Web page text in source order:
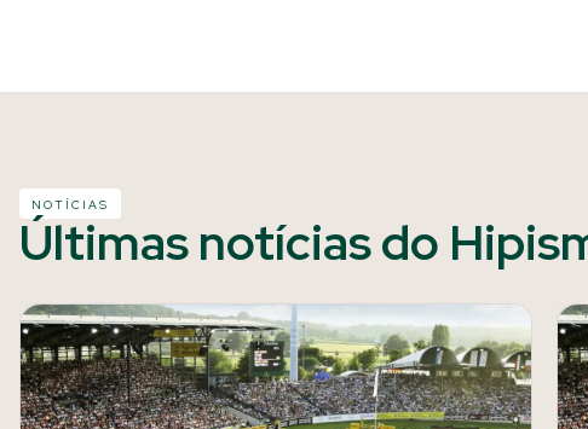
NOTÍCIAS
Últimas notícias do